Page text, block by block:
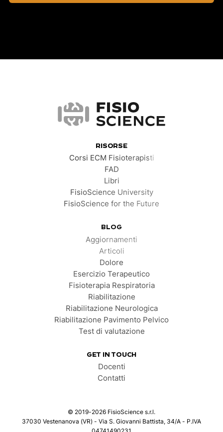
FisioScience
RISORSE
Corsi ECM Fisioterapisti
FAD
Libri
FisioScience University
FisioScience for the Future
BLOG
Aggiornamenti
Articoli
Dolore
Esercizio Terapeutico
Fisioterapia Respiratoria
Riabilitazione
Riabilitazione Neurologica
Riabilitazione Pavimento Pelvico
Test di valutazione
GET IN TOUCH
Docenti
Contatti
© 2019-2026 FisioScience s.r.l.
37030 Vestenanova (VR) - Via S. Giovanni Battista, 34/A - P.IVA